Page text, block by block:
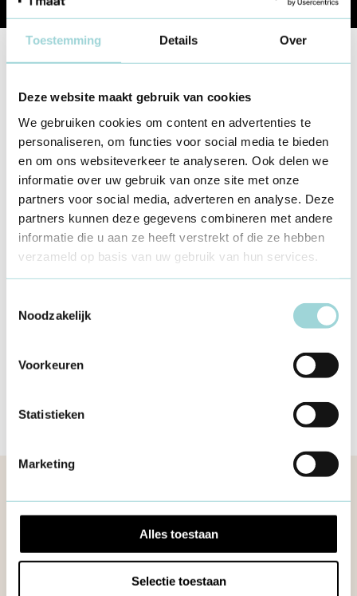
Toestemming Details Over
Deze website maakt gebruik van cookies
We gebruiken cookies om content en advertenties te
personaliseren, om functies voor social media te bieden
en om ons websiteverkeer te analyseren. Ook delen we
informatie over uw gebruik van onze site met onze
partners voor social media, adverteren en analyse. Deze
partners kunnen deze gegevens combineren met andere
informatie die u aan ze heeft verstrekt of die ze hebben
verzameld op basis van uw gebruik van hun services.
Noodzakelijk
Voorkeuren
Statistieken
Marketing
Alles toestaan
Selectie toestaan
Share
Gedeeld Ruimtegebruik: hoe pak je
dat slim aan?
6 dec 2024
Beleidsprocessen in je gemeente
Meer informatie